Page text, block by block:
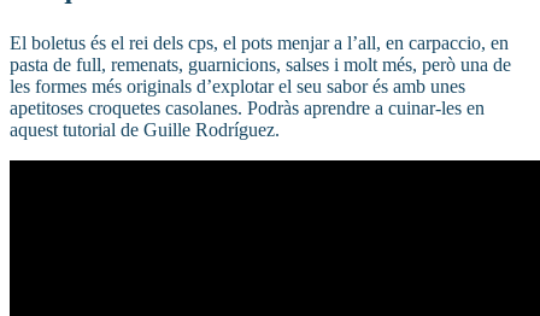
El boletus és el rei dels cps, el pots menjar a l’all, en carpaccio, en
pasta de full, remenats, guarnicions, salses i molt més, però una de
les formes més originals d’explotar el seu sabor és amb unes
apetitoses croquetes casolanes. Podràs aprendre a cuinar-les en
aquest tutorial de Guille Rodríguez.